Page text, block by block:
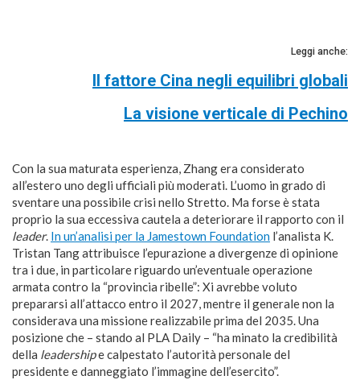
Leggi anche:
Il fattore Cina negli equilibri globali
La visione verticale di Pechino
Con la sua maturata esperienza, Zhang era considerato
all’estero uno degli ufficiali più moderati. L’uomo in grado di
sventare una possibile crisi nello Stretto. Ma forse è stata
proprio la sua eccessiva cautela a deteriorare il rapporto con il
leader. In un’analisi per la Jamestown Foundation l’analista K.
Tristan Tang attribuisce l’epurazione a divergenze di opinione
tra i due, in particolare riguardo un’eventuale operazione
armata contro la “provincia ribelle”: Xi avrebbe voluto
prepararsi all’attacco entro il 2027, mentre il generale non la
considerava una missione realizzabile prima del 2035. Una
posizione che – stando al PLA Daily – “ha minato la credibilità
della leadershipe calpestato l’autorità personale del
presidente e danneggiato l’immagine dell’esercito”.